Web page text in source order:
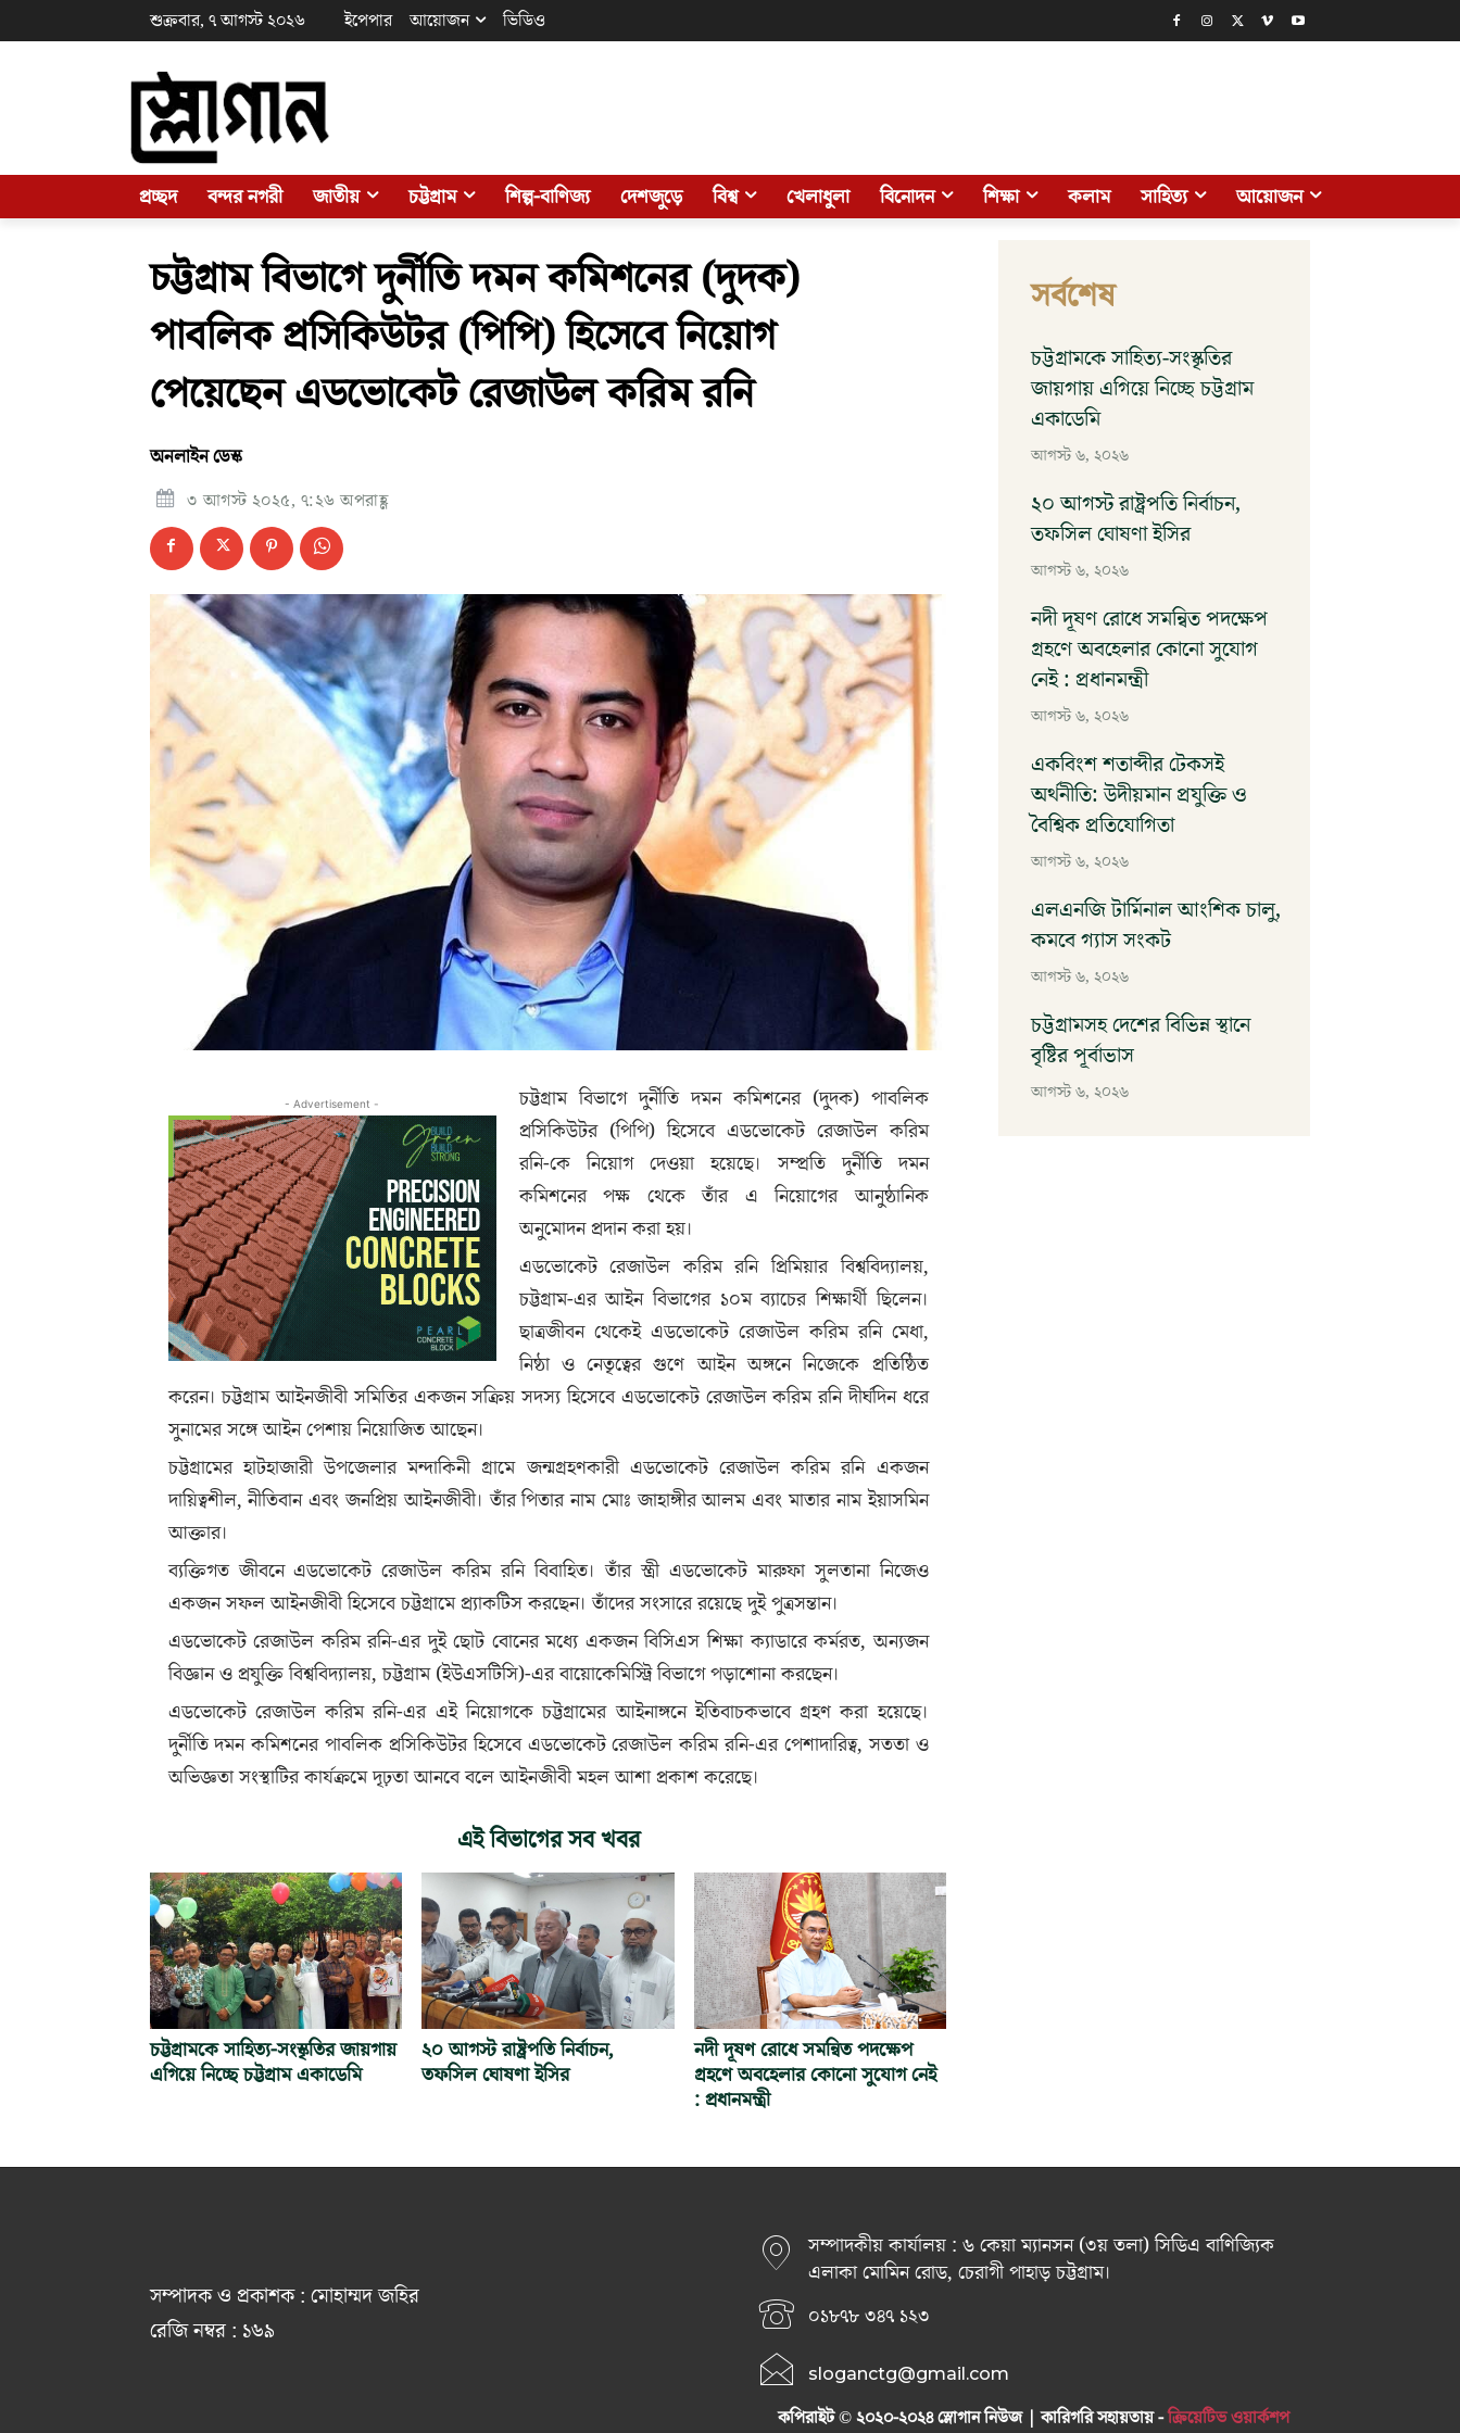
শুক্রবার, ৭ আগস্ট ২০২৬ ইপেপার আয়োজন ভিডিও
প্রচ্ছদ বন্দর নগরী জাতীয় চট্টগ্রাম শিল্প-বাণিজ্য দেশজুড়ে বিশ্ব খেলাধুলা বিনোদন শিক্ষা কলাম সাহিত্য আয়োজন
চট্টগ্রাম বিভাগে দুর্নীতি দমন কমিশনের (দুদক)
পাবলিক প্রসিকিউটর (পিপি) হিসেবে নিয়োগ
পেয়েছেন এডভোকেট রেজাউল করিম রনি
অনলাইন ডেস্ক
৩ আগস্ট ২০২৫, ৭:২৬ অপরাহ্ণ
- Advertisement -
চট্টগ্রাম বিভাগে দুর্নীতি দমন কমিশনের (দুদক) পাবলিক
প্রসিকিউটর (পিপি) হিসেবে এডভোকেট রেজাউল করিম
রনি-কে নিয়োগ দেওয়া হয়েছে। সম্প্রতি দুর্নীতি দমন
কমিশনের পক্ষ থেকে তাঁর এ নিয়োগের আনুষ্ঠানিক
অনুমোদন প্রদান করা হয়।
এডভোকেট রেজাউল করিম রনি প্রিমিয়ার বিশ্ববিদ্যালয়,
চট্টগ্রাম-এর আইন বিভাগের ১০ম ব্যাচের শিক্ষার্থী ছিলেন।
ছাত্রজীবন থেকেই এডভোকেট রেজাউল করিম রনি মেধা,
নিষ্ঠা ও নেতৃত্বের গুণে আইন অঙ্গনে নিজেকে প্রতিষ্ঠিত
করেন। চট্টগ্রাম আইনজীবী সমিতির একজন সক্রিয় সদস্য হিসেবে এডভোকেট রেজাউল করিম রনি দীর্ঘদিন ধরে
সুনামের সঙ্গে আইন পেশায় নিয়োজিত আছেন।
চট্টগ্রামের হাটহাজারী উপজেলার মন্দাকিনী গ্রামে জন্মগ্রহণকারী এডভোকেট রেজাউল করিম রনি একজন
দায়িত্বশীল, নীতিবান এবং জনপ্রিয় আইনজীবী। তাঁর পিতার নাম মোঃ জাহাঙ্গীর আলম এবং মাতার নাম ইয়াসমিন
আক্তার।
ব্যক্তিগত জীবনে এডভোকেট রেজাউল করিম রনি বিবাহিত। তাঁর স্ত্রী এডভোকেট মারুফা সুলতানা নিজেও
একজন সফল আইনজীবী হিসেবে চট্টগ্রামে প্র্যাকটিস করছেন। তাঁদের সংসারে রয়েছে দুই পুত্রসন্তান।
এডভোকেট রেজাউল করিম রনি-এর দুই ছোট বোনের মধ্যে একজন বিসিএস শিক্ষা ক্যাডারে কর্মরত, অন্যজন
বিজ্ঞান ও প্রযুক্তি বিশ্ববিদ্যালয়, চট্টগ্রাম (ইউএসটিসি)-এর বায়োকেমিস্ট্রি বিভাগে পড়াশোনা করছেন।
এডভোকেট রেজাউল করিম রনি-এর এই নিয়োগকে চট্টগ্রামের আইনাঙ্গনে ইতিবাচকভাবে গ্রহণ করা হয়েছে।
দুর্নীতি দমন কমিশনের পাবলিক প্রসিকিউটর হিসেবে এডভোকেট রেজাউল করিম রনি-এর পেশাদারিত্ব, সততা ও
অভিজ্ঞতা সংস্থাটির কার্যক্রমে দৃঢ়তা আনবে বলে আইনজীবী মহল আশা প্রকাশ করেছে।
এই বিভাগের সব খবর
চট্টগ্রামকে সাহিত্য-সংস্কৃতির জায়গায়
এগিয়ে নিচ্ছে চট্টগ্রাম একাডেমি
২০ আগস্ট রাষ্ট্রপতি নির্বাচন,
তফসিল ঘোষণা ইসির
নদী দূষণ রোধে সমন্বিত পদক্ষেপ
গ্রহণে অবহেলার কোনো সুযোগ নেই
: প্রধানমন্ত্রী
সর্বশেষ
চট্টগ্রামকে সাহিত্য-সংস্কৃতির
জায়গায় এগিয়ে নিচ্ছে চট্টগ্রাম
একাডেমি
আগস্ট ৬, ২০২৬
২০ আগস্ট রাষ্ট্রপতি নির্বাচন,
তফসিল ঘোষণা ইসির
আগস্ট ৬, ২০২৬
নদী দূষণ রোধে সমন্বিত পদক্ষেপ
গ্রহণে অবহেলার কোনো সুযোগ
নেই : প্রধানমন্ত্রী
আগস্ট ৬, ২০২৬
একবিংশ শতাব্দীর টেকসই
অর্থনীতি: উদীয়মান প্রযুক্তি ও
বৈশ্বিক প্রতিযোগিতা
আগস্ট ৬, ২০২৬
এলএনজি টার্মিনাল আংশিক চালু,
কমবে গ্যাস সংকট
আগস্ট ৬, ২০২৬
চট্টগ্রামসহ দেশের বিভিন্ন স্থানে
বৃষ্টির পূর্বাভাস
আগস্ট ৬, ২০২৬
সম্পাদক ও প্রকাশক : মোহাম্মদ জহির
রেজি নম্বর : ১৬৯
সম্পাদকীয় কার্যালয় : ৬ কেয়া ম্যানসন (৩য় তলা) সিডিএ বাণিজ্যিক
এলাকা মোমিন রোড, চেরাগী পাহাড় চট্টগ্রাম।
০১৮৭৮ ৩৪৭ ১২৩
sloganctg@gmail.com
কপিরাইট © ২০২০-২০২৪ স্লোগান নিউজ | কারিগরি সহায়তায় -ক্রিয়েটিভ ওয়ার্কশপ